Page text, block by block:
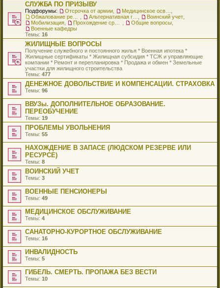
СЛУЖБА ПО ПРИЗЫВУ
Подфорумы: Отсрочка от армии
Воинский учет
Мобилизация
Общие вопросы
Военные кафедры
Темы: 16
ЖИЛИЩНЫЕ ВОПРОСЫ
Получение служебного и постоянного жилья * Военная ипотека *
Жилищные сертификаты * Жилищная субсидия * ТСЖ и управляющие
компании * Ремонт и перепланировка * Продажа и обмен * Земельные
участки для жилищного строительства
Темы: 477
ДЕНЕЖНОЕ ДОВОЛЬСТВИЕ И КОМПЕНСАЦИИ. СТРАХОВКА
Темы: 96
ВВУЗы. ДОПОЛНИТЕЛЬНОЕ ОБРАЗОВАНИЕ.
ПЕРЕОБУЧЕНИЕ
Темы: 19
ПРОБЛЕМЫ УВОЛЬНЕНИЯ
Темы: 55
НАХОЖДЕНИЕ В ЗАПАСЕ (ЛЮДСКОМ РЕЗЕРВЕ ИЛИ
РЕСУРСЕ)
Темы: 8
ВОИНСКИЙ УЧЕТ
Темы: 3
ВОЕННЫЕ ПЕНСИОНЕРЫ
Темы: 49
МЕДИЦИНСКОЕ ОБСЛУЖИВАНИЕ
Темы: 4
САНАТОРНО-КУРОРТНОЕ ОБСЛУЖИВАНИЕ
Темы: 16
ИНВАЛИДНОСТЬ
Темы: 5
ГИБЕЛЬ. СМЕРТЬ. ПРОПАЖА БЕЗ ВЕСТИ
Темы: 10